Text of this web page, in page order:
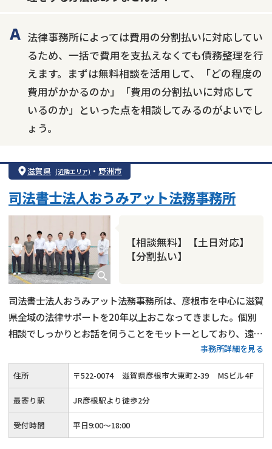
会社破産・法人破産
住宅ローン
法律事務所によっては費用の分割払いに対応してい
るため、一括で費用を支払えなくても債務整理を行
えます。まずは無料相談を活用して、「どの程度の
費用がかかるのか」「費用の分割払いに対応して
いるのか」といった点を相談してみるのがよいでし
ょう。
滋賀県 (近隣エリア) ・ 野洲市
【相談無料】【土日対応】
【分割払い】
司法書士法人おうみアット法務事務所
司法書士法人おうみアット法務事務所は、彦根市を中心に滋賀
県全域の法律サポートを20年以上おこなってきました。個別
相談でしっかりとお話を伺うことをモットーとしており、遠方
や入院中などでご来所できない場合は出張相談も可能です。初
回相談は無料で、どんな些細な悩みでも丁寧なアドバイスをい
たします。
滋賀県エリアで借金問題に悩んでいるときは、ぜひ
お気軽にお問い合わせください。
事務所詳細を見る
住所 〒522-0074 滋賀県彦根市大東町2-39 MSビル4F
最寄り駅 JR彦根駅より徒歩2分
受付時間 平日9:00〜18:00